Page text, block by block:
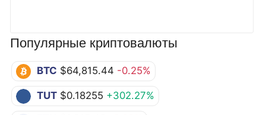
Популярные криптовалюты
BTC $64,815.44 -0.25%
TUT $0.18255 +302.27%